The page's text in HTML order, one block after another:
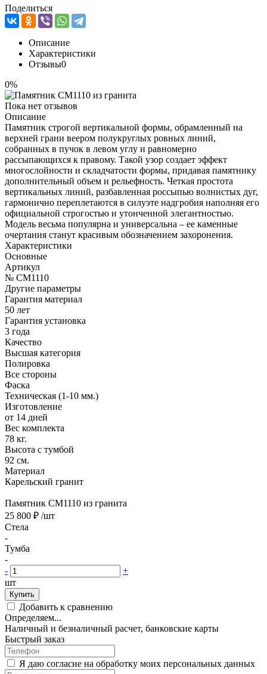
Поделиться
Описание
Характеристики
Отзывы0
0%
Пока нет отзывов
Описание
Памятник строгой вертикальной формы, обрамленный на
верхней грани веером полукруглых ровных линий,
собранных в пучок в левом углу и равномерно
рассыпающихся к правому. Такой узор создает эффект
многослойности и складчатости формы, придавая памятнику
дополнительный объем и рельефность. Четкая простота
вертикальных линий, разбавленная россыпью волнистых дуг,
гармонично переплетаются в силуэте надгробия наполняя его
официальной строгостью и утонченной элегантностью.
Модель весьма популярна и универсальна – ее каменные
очертания станут красивым обозначением захоронения.
Характеристики
Основные
Артикул
№ CM1110
Другие параметры
Гарантия материал
50 лет
Гарантия установка
3 года
Качество
Высшая категория
Полировка
Все стороны
Фаска
Техническая (1-10 мм.)
Изготовление
от 14 дней
Вес комплекта
78 кг.
Высота с тумбой
92 см.
Материал
Карельский гранит
Памятник CM1110 из гранита
25 800 ₽ /шт
Стела
-
Тумба
-
-
+
шт
Купить
Добавить к сравнению
Определяем...
Наличный и безналичный расчет, банковские карты
Быстрый заказ
Я даю согласие на обработку моих персональных данных